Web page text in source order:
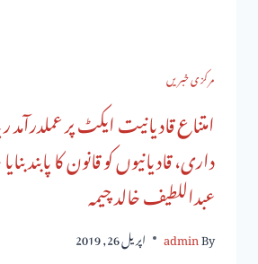
مرکزی خبریں
امتناع قادیانیت ایکٹ پر
داری، قادیانیوں کو قانون کا پابند
عبداللطیف خالد چیمہ
By
admin اپریل 26, 2019